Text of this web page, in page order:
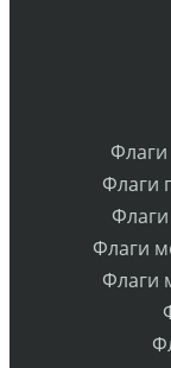
Флаги
Флаги
Флаги